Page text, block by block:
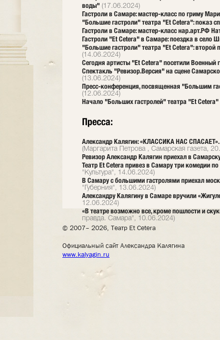
воды" (17.06.2024)
Гастроли в Самаре: мастер-класс по гриму
"Большие гастроли" театра "Et Cetera": показ
Гастроли в Самаре: мастер-класс нар.арт.РФ
Гастроли "Et Cetera" в Самаре: поездка в село
"Большие гастроли" театра "Et Cetera": второй
(14.06.2024)
Сегодня артисты "Et Cetera" посетили
Спектакль "Ревизор.Версия" на сцене
(13.06.2024)
Пресс-конференция, посвященная "Большим
(12.06.2024)
Начало "Больших гастролей" театра "Et
Пресса:
Александр Калягин: «КЛАССИКА НАС СПАСАЕТ».
(Маргарита Петрова , Самарская газета,
Ревизор Александр Калягин приехал в
Театр Et Cetera привез в Самару три комедии
"Культура", 14.06.2024)
В Самару с большими гастролями приехал
"Губерния", 13.06.2024)
Александру Калягину в Самаре вручили
12.06.2024)
«В театре возможно все, кроме пошлости и
правда. Самара", 10.06.2024)
© 2007– 2026, Театр Et Cetera
Официальный сайт Александра Калягина
www.kalyagin.ru